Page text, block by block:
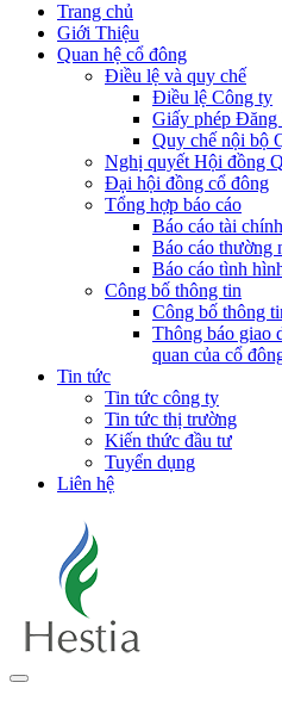
Trang chủ
Giới Thiệu
Quan hệ cổ đông
Điều lệ và quy chế
Điều lệ Công ty
Giấy phép
Quy chế nội bộ
Nghị quyết Hội đồng
Đại hội đồng cổ đông
Tổng hợp báo cáo
Báo cáo tài chính
Báo cáo thường
Báo cáo tình
Công bố thông tin
Công bố thông
Thông báo giao
quan của cổ
Tin tức
Tin tức công ty
Tin tức thị trường
Kiến thức đầu tư
Tuyển dụng
Liên hệ